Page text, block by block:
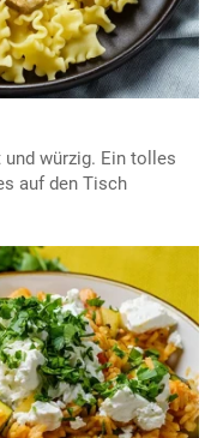
würzig. Ein tolles
auf den Tisch